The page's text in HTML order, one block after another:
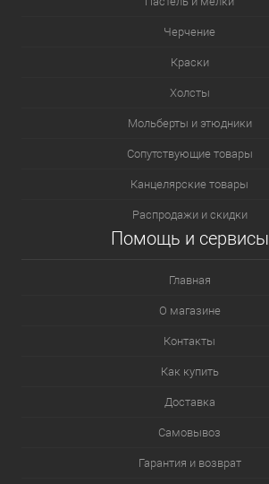
Черчение
Краски
Холсты
Мольберты и этюдники
Сопутствующие товары
Канцелярские товары
Распродажи и скидки
Помощь и сервисы
Главная
О магазине
Контакты
Как купить
Доставка
Самовывоз
Гарантия и возврат